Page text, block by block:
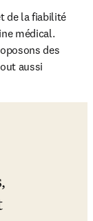
de la fiabilité
médical.
des
aussi